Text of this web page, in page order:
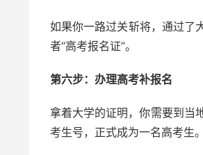
如果你一路过关斩将，通过了
者“高考报名证”。
第六步：办理高考补报名
拿着大学的证明，你需要到当
考生号，正式成为一名高考生。